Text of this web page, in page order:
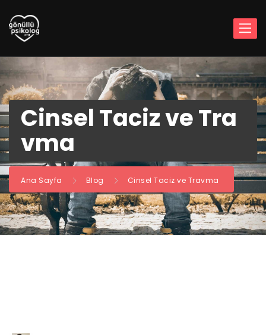
Cinsel Taciz ve Tra
vma
Ana Sayfa Blog Cinsel Taciz ve Travma